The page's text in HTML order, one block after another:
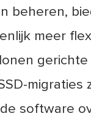
beheren,
meer
gerichte
migraties
software